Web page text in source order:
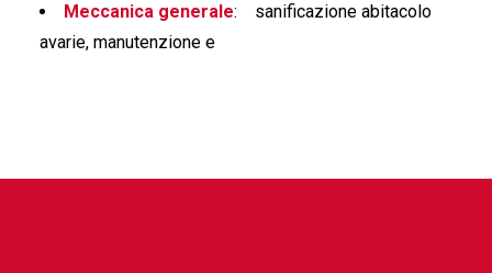
Meccanica generale:
avarie, manutenzione e
sanificazione abitacolo